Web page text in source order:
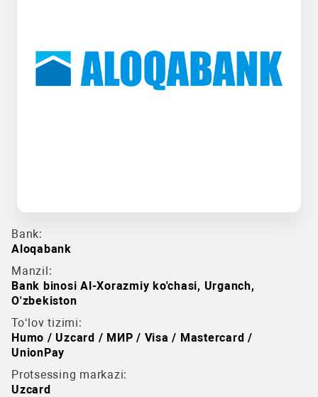
Bank:
Aloqabank
Manzil:
Bank binosi Al-Xorazmiy ko'chasi, Urganch,
O'zbekiston
To‘lov tizimi:
Humo / Uzcard / МИР / Visa / Mastercard /
UnionPay
Protsessing markazi:
Uzcard